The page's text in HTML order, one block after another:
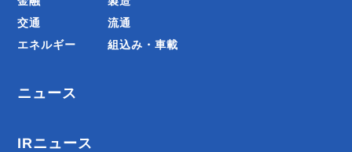
交通
エネルギー
流通
組込み・車載
ニュース
IRニュース